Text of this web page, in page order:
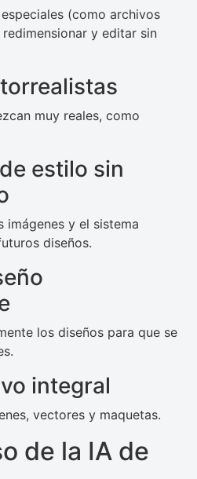
(como archivos
y editar sin
muy reales, como
estilo sin
imágenes y el sistema
diseños.
los diseños para que se
integral
vectores y maquetas.
de la IA de